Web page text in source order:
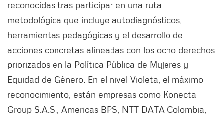
reconocidas tras participar en una ruta
metodológica que incluye autodiagnósticos,
herramientas pedagógicas y el desarrollo de
acciones concretas alineadas con los ocho derechos
priorizados en la Política Pública de Mujeres y
Equidad de Género. En el nivel Violeta, el máximo
reconocimiento, están empresas como Konecta
Group S.A.S., Americas BPS, NTT DATA Colombia,